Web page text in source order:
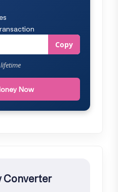
Copy
Now
Converter